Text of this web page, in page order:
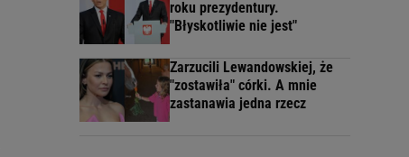
roku prezydentury.
"Błyskotliwie nie jest"
Zarzucili Lewandowskiej, że
"zostawiła" córki. A mnie
zastanawia jedna rzecz